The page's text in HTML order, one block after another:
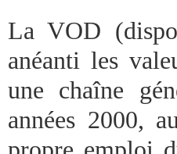
La VOD
anéanti les
une chaîne
années 2000,